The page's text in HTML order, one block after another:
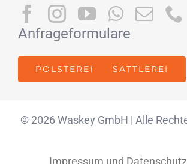
Anfrageformulare
POLSTEREI SATTLEREI
© 2026 Waskey GmbH | Alle
Impressum und Datenschutz